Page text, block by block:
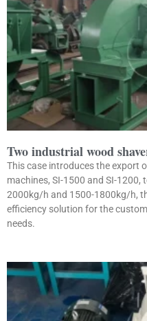
Two industrial wood
This case introduces the export
machines, SI-1500 and SI-
2000kg/h and 1500-1800kg/h,
efficiency solution for the
needs.